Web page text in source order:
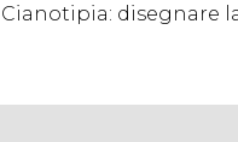
Cianotipia: disegnare